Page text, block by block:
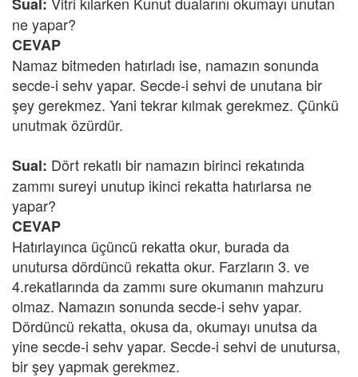
ne yapar?
CEVAP
Namaz bitmeden hatırladı ise, namazın sonunda
secde-i sehv yapar. Secde-i sehvi de unutana bir
şey gerekmez. Yani tekrar kılmak gerekmez. Çünkü
unutmak özürdür.
Sual: Dört rekatlı bir namazın birinci rekatında
zammı sureyi unutup ikinci rekatta hatırlarsa ne
yapar?
CEVAP
Hatırlayınca üçüncü rekatta okur, burada da
unutursa dördüncü rekatta okur. Farzların 3. ve
4.rekatlarında da zammı sure okumanın mahzuru
olmaz. Namazın sonunda secde-i sehv yapar.
Dördüncü rekatta, okusa da, okumayı unutsa da
yine secde-i sehv yapar. Secde-i sehvi de unutursa,
bir şey yapmak gerekmez.